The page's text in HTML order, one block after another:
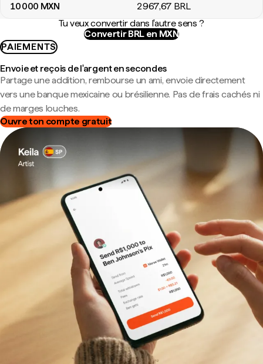
10 000 MXN 2 967,67 BRL
Tu veux convertir dans l'autre sens ?
Convertir BRL en MXN
PAIEMENTS
Envoie et reçois de l'argent en secondes
Partage une addition, rembourse un ami, envoie directement
vers une banque mexicaine ou brésilienne. Pas de frais cachés ni
de marges louches.
Ouvre ton compte gratuit